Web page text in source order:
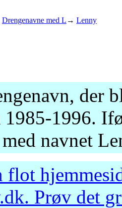
Drengenavne med L → Lenny
der
1996.
navnet
flot
. Prøv det